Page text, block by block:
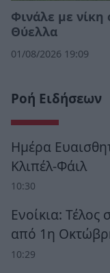
Φινάλε με
Θύελλα
01/08/2026 19:09
Ροή Ειδήσεων
Ημέρα
Κλιπέλ-Φάιλ
10:30
Ενοίκια: Τέλος
από 1η
10:29